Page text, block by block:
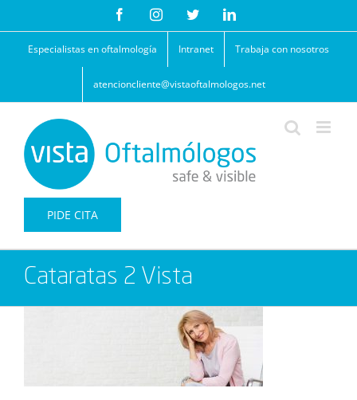
contenido
FacebookInstagramTwitterLinkedIn
Especialistas en oftalmología Intranet Trabaja con nosotros
atencioncliente@vistaoftalmologos.net
PIDE CITA
Cataratas 2 Vista